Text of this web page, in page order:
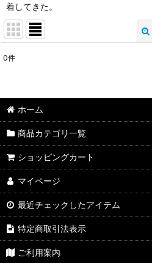
着してきた。
並び順:
0件
ホーム
商品カテゴリ一覧
ショッピングカート
マイページ
最近チェックしたアイテム
特定商取引法表示
ご利用案内